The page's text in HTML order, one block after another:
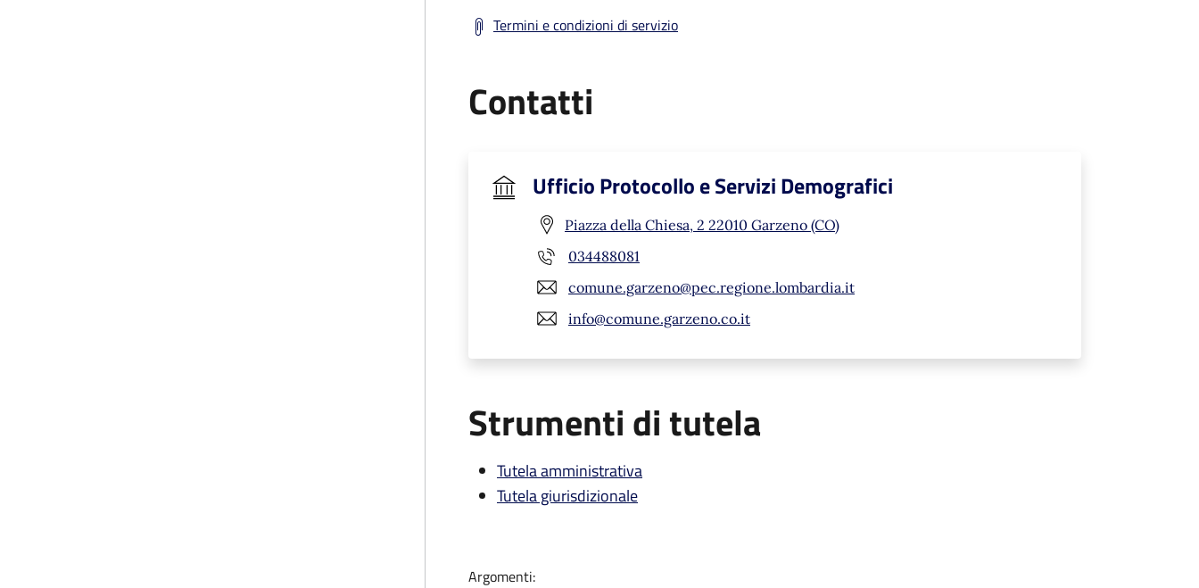
Termini e condizioni di servizio
Contatti
Ufficio Protocollo e Servizi Demografici
Piazza della Chiesa, 2 22010 Garzeno (CO)
034488081
comune.garzeno@pec.regione.lombardia.it
info@comune.garzeno.co.it
Strumenti di tutela
Tutela amministrativa
Tutela giurisdizionale
Argomenti: